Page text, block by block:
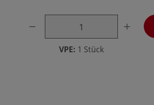
Produkt Anzahl: Gib den
VPE: 1 Stück